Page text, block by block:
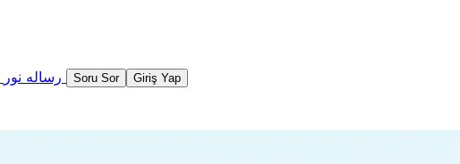
Soru Sor Giriş Yap